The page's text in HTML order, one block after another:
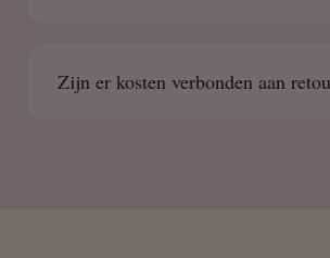
Zijn er kosten verbonden aan